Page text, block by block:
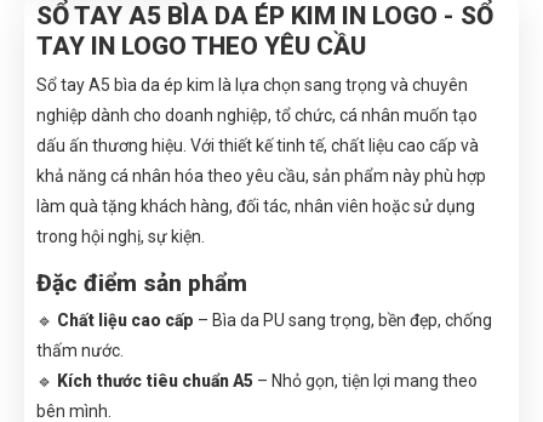
SỔ TAY A5 BÌA DA ÉP KIM IN LOGO - SỔ
TAY IN LOGO THEO YÊU CẦU
Sổ tay A5 bìa da ép kim là lựa chọn sang trọng và chuyên
nghiệp dành cho doanh nghiệp, tổ chức, cá nhân muốn tạo
dấu ấn thương hiệu. Với thiết kế tinh tế, chất liệu cao cấp và
khả năng cá nhân hóa theo yêu cầu, sản phẩm này phù hợp
làm quà tặng khách hàng, đối tác, nhân viên hoặc sử dụng
trong hội nghị, sự kiện.
Đặc điểm sản phẩm
🔹 Chất liệu cao cấp – Bìa da PU sang trọng, bền đẹp, chống
thấm nước.
🔹 Kích thước tiêu chuẩn A5 – Nhỏ gọn, tiện lợi mang theo
bên mình.